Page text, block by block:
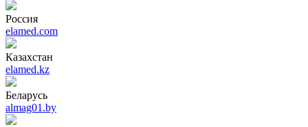
Россия
elamed.com
Казахстан
elamed.kz
Беларусь
almag01.by